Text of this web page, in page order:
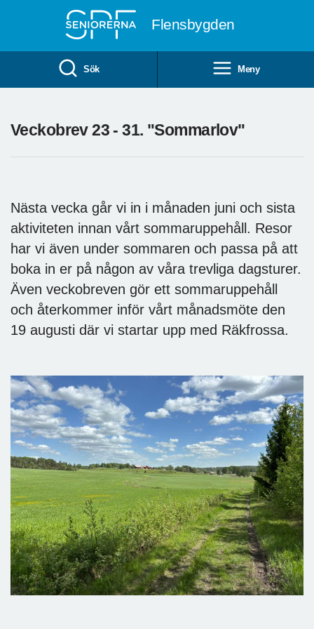
Flensbygden
Sök Meny
Veckobrev 23 - 31. "Sommarlov"
Nästa vecka går vi in i månaden juni och sista
aktiviteten innan vårt sommaruppehåll. Resor
har vi även under sommaren och passa på att
boka in er på någon av våra trevliga dagsturer.
Även veckobreven gör ett sommaruppehåll
och återkommer inför vårt månadsmöte den
19 augusti där vi startar upp med Räkfrossa.